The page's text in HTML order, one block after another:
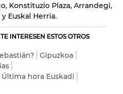
Konstituzio Plaza, Arrandegi,
Euskal Herria.
INTERESEN ESTOS OTROS
Gipuzkoa
Última hora Euskadi